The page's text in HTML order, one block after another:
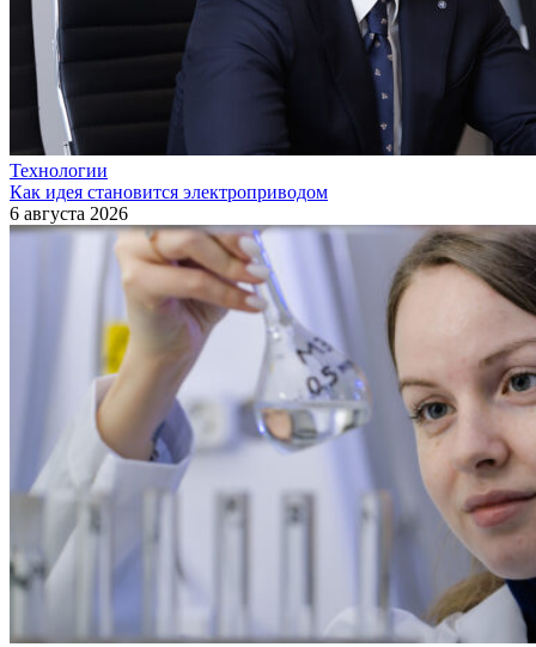
Технологии
Как идея становится электроприводом
6 августа 2026